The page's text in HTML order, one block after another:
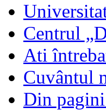
Centrul
Ati
Cuvântul
Din